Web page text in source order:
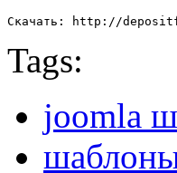
Скачать: http://
Tags:
joomla